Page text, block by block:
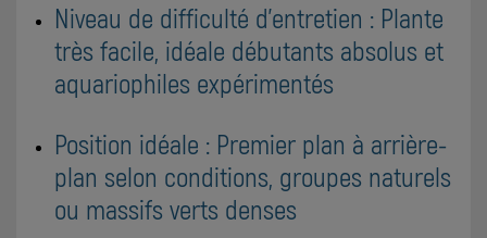
Niveau de difficulté d'entretien : Plante
très facile, idéale débutants absolus et
aquariophiles expérimentés
Position idéale : Premier plan à arrière-
plan selon conditions, groupes naturels
ou massifs verts denses